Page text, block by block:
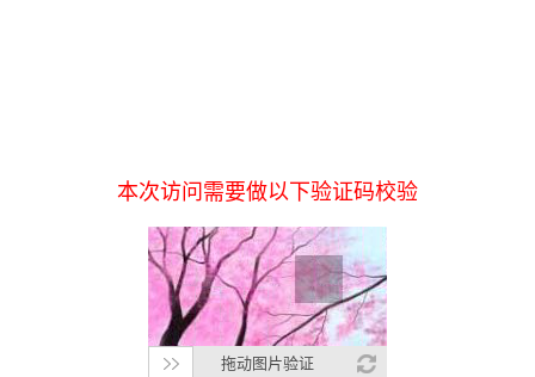
本次访问需要做以下验证码校验
拖动图片验证